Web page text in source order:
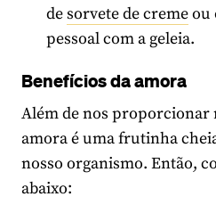
desorvete de cremeou
pessoal com a geleia.
Benefícios da amora
Além de nos proporcionar
amora é uma frutinha
nosso organismo. Então,
abaixo: